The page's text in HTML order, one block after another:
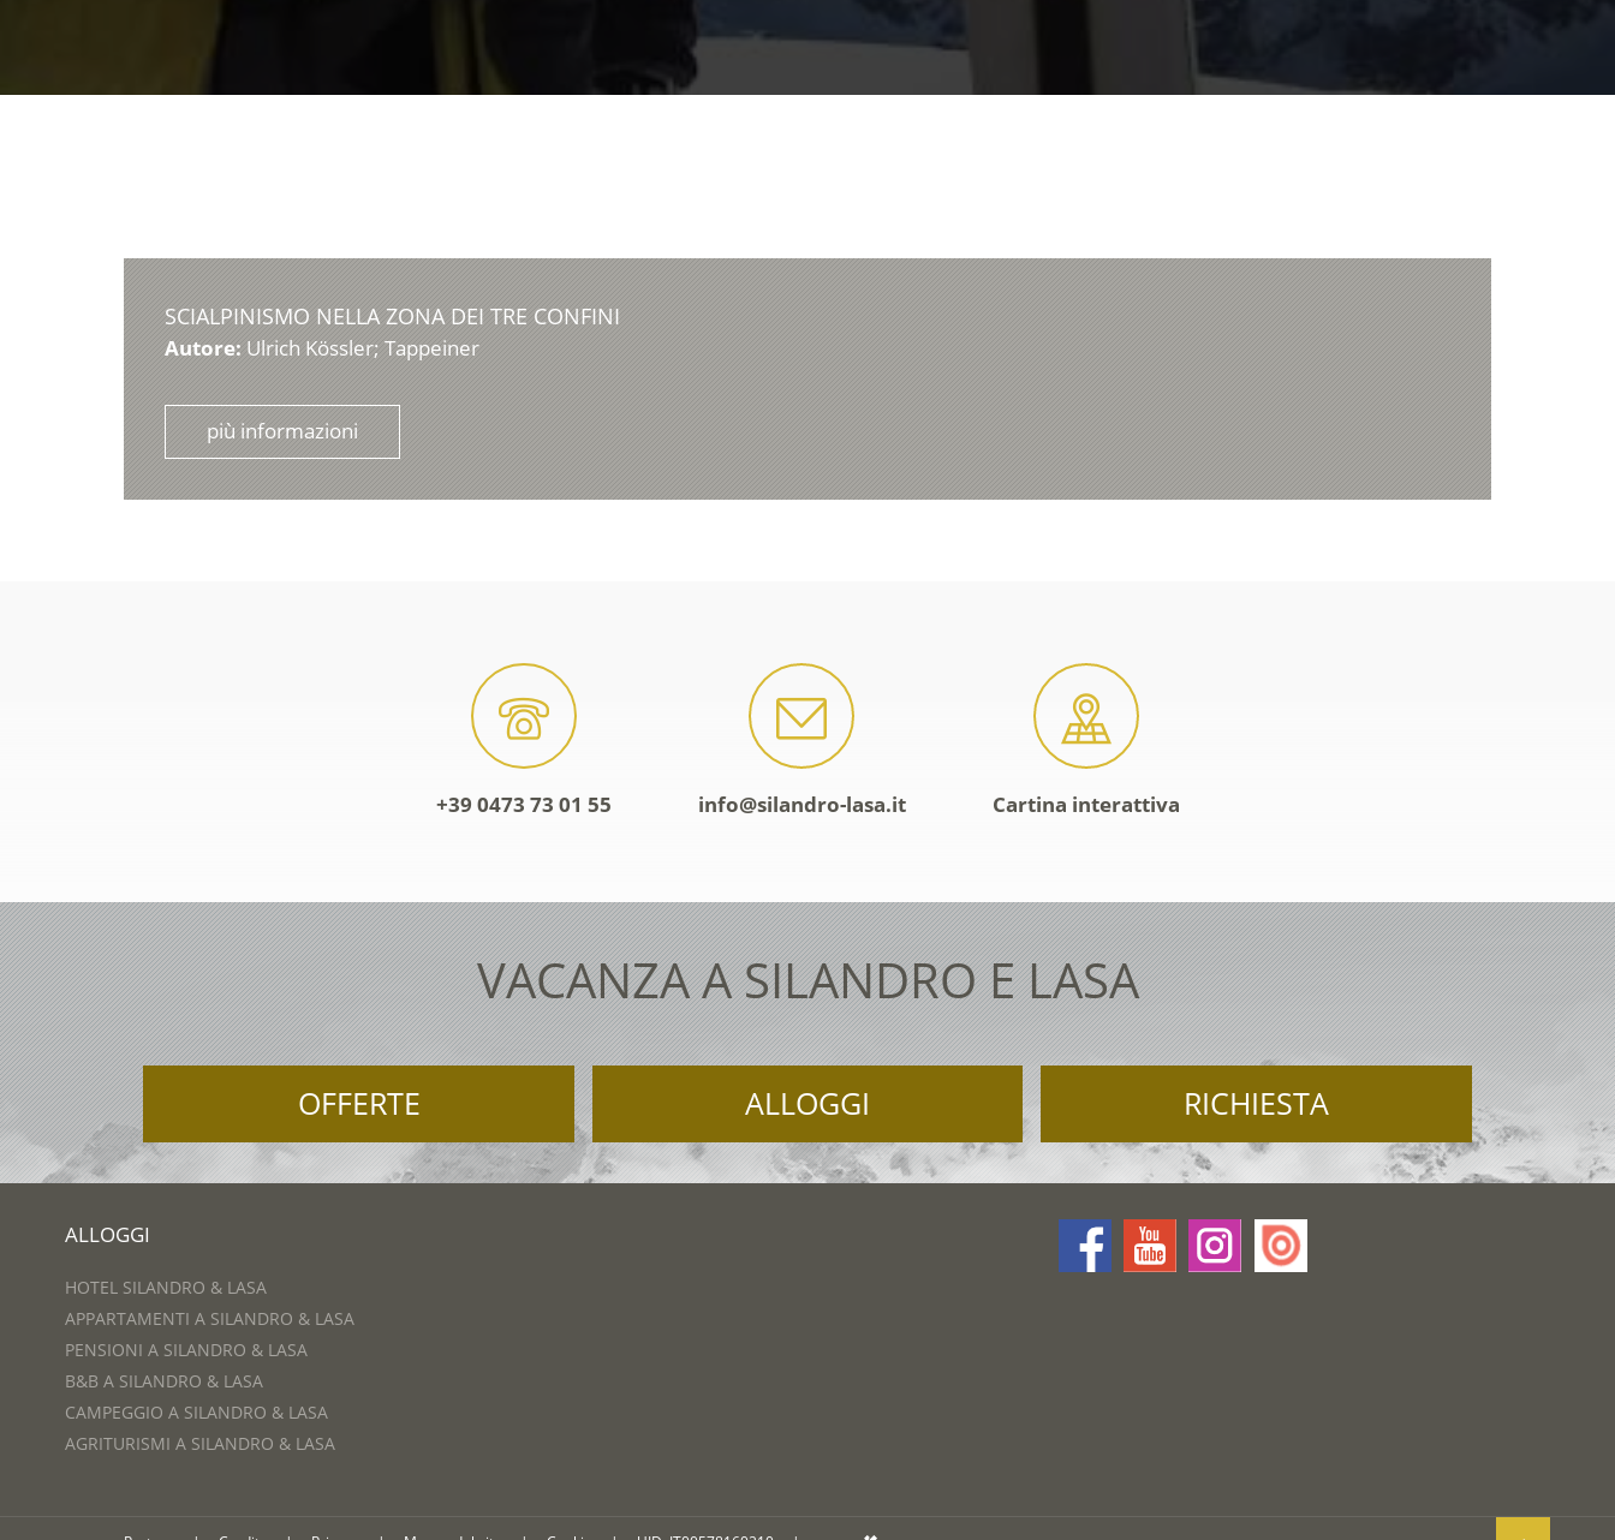
SCIALPINISMO NELLA ZONA DEI TRE CONFINI
Autore: Ulrich Kössler; Tappeiner
più informazioni
+39 0473 73 01 55 info@silandro-lasa.it Cartina interattiva
VACANZA A SILANDRO E LASA
OFFERTE ALLOGGI RICHIESTA
ALLOGGI
HOTEL SILANDRO & LASA
APPARTAMENTI A SILANDRO & LASA
PENSIONI A SILANDRO & LASA
B&B A SILANDRO & LASA
CAMPEGGIO A SILANDRO & LASA
AGRITURISMI A SILANDRO & LASA